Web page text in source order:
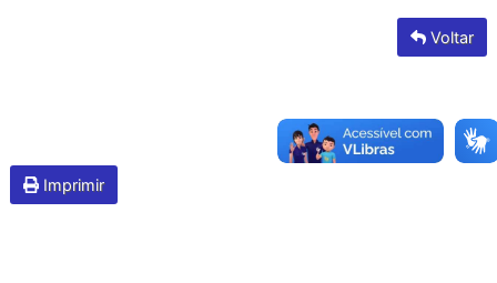
Voltar
Imprimir